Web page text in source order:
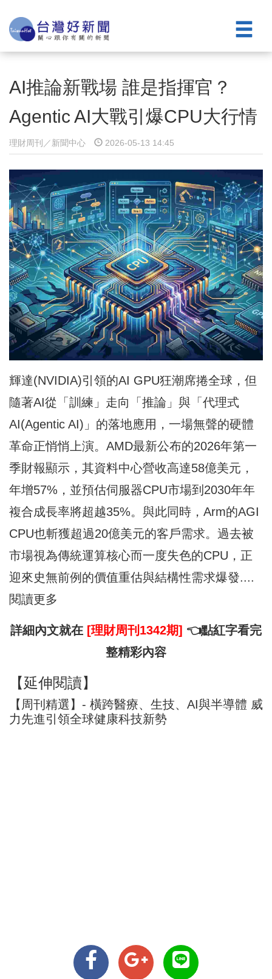
AI推論新戰場 誰是指揮官？
Agentic AI大戰引爆CPU大行情
理財周刊／新聞中心 2026-05-13 14:45
輝達(NVIDIA)引領的AI GPU狂潮席捲全球，但
隨著AI從「訓練」走向「推論」與「代理式
AI(Agentic AI)」的落地應用，一場無聲的硬體
革命正悄悄上演。AMD最新公布的2026年第一
季財報顯示，其資料中心營收高達58億美元，
年增57%，並預估伺服器CPU市場到2030年年
複合成長率將超越35%。與此同時，Arm的AGI
CPU也斬獲超過20億美元的客戶需求。過去被
市場視為傳統運算核心而一度失色的CPU，正
迎來史無前例的價值重估與結構性需求爆發....
閱讀更多
詳細內文就在 [理財周刊1342期] 👈點紅字看完
整精彩內容
【延伸閱讀】
【周刊精選】- 橫跨醫療、生技、AI與半導體 威
力先進引領全球健康科技新勢